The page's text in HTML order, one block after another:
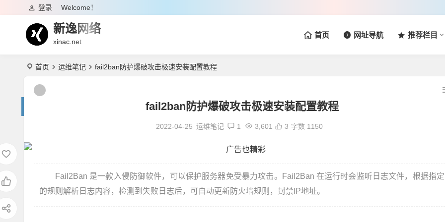
Welcome！
登录
新逸网络
xinac.net
首页 网址导航 推荐栏目
首页 运维笔记 fail2ban防护爆破攻击极速安装配置教程
fail2ban防护爆破攻击极速安装配置教程
2022-04-25 运维笔记 1 3,601 3 字数 1150
Fail2Ban 是一款入侵防御软件，可以保护服务器免受暴力攻击。Fail2Ban 在运行时会监听日志文件，根据指定
的规则解析日志内容，检测到失败日志后，可自动更新防火墙规则，封禁IP地址。